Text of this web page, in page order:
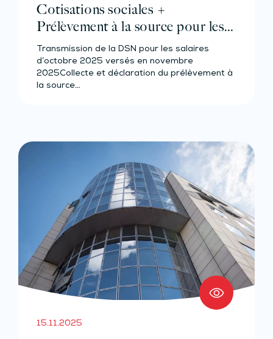
Cotisations sociales +
Prélèvement à la source pour les
salariés et assimilés (effectif d’au
moins 50 salariés)
Transmission de la DSN pour les salaires
d’octobre 2025 versés en novembre
2025Collecte et déclaration du prélèvement à
la source…
15.11.2025